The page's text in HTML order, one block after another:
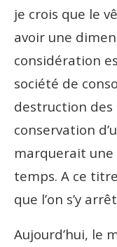
je crois que le
avoir une
considération
société de
destruction des
conservation
marquerait
temps. A ce
que l’on s’y
Aujourd’hui, le